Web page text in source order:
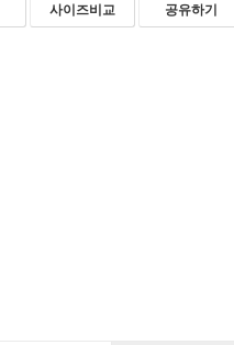
사이즈비교 공유하기